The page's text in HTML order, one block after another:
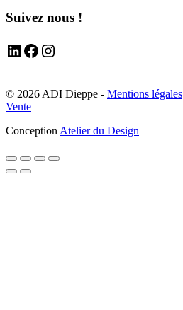
Suivez nous !
LinkedIn Facebook Instagram
© 2026 ADI Dieppe - Mentions légales
Vente
ConceptionAtelier du Design